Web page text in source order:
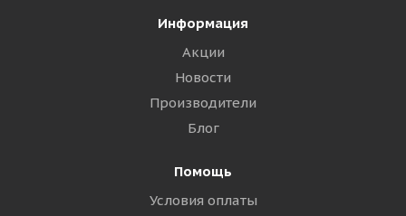
Информация
Акции
Новости
Производители
Блог
Помощь
Условия оплаты